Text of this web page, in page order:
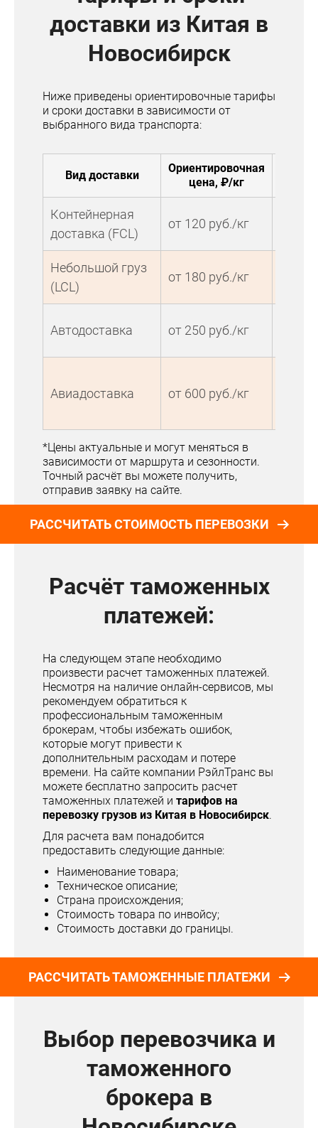
доставки из Китая в
Новосибирск
Ниже приведены ориентировочные тарифы
и сроки доставки в зависимости от
выбранного вида транспорта:
Вид доставки
Ориентировочная
цена, ₽/кг
Контейнерная
доставка (FCL)
от 120 руб./кг
Небольшой груз
(LCL)
от 180 руб./кг
Автодоставка от 250 руб./кг
Авиадоставка от 600 руб./кг
*Цены актуальные и могут меняться в
зависимости от маршрута и сезонности.
Точный расчёт вы можете получить,
отправив заявку на сайте.
РАССЧИТАТЬ СТОИМОСТЬ ПЕРЕВОЗКИ
Расчёт таможенных
платежей:
На следующем этапе необходимо
произвести расчет таможенных платежей.
Несмотря на наличие онлайн-сервисов, мы
рекомендуем обратиться к
профессиональным таможенным
брокерам, чтобы избежать ошибок,
которые могут привести к
дополнительным расходам и потере
времени. На сайте компании РэйлТранс вы
можете бесплатно запросить расчет
таможенных платежей и тарифов на
перевозку грузов из Китая в Новосибирск.
Для расчета вам понадобится
предоставить следующие данные:
Наименование товара;
Техническое описание;
Страна происхождения;
Стоимость товара по инвойсу;
Стоимость доставки до границы.
РАССЧИТАТЬ ТАМОЖЕННЫЕ ПЛАТЕЖИ
Выбор перевозчика и
таможенного
брокера в